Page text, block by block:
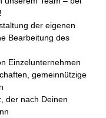
der eigenen
Bearbeitung des
Einzelunternehmen
gemeinnützige
der nach Deinen